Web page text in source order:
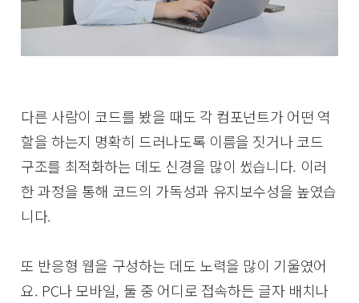
다른 사람이 코드를 봤을 때도 각 컴포넌트가 어떤 역
할을 하는지 명확히 드러나도록 이름을 짓거나 코드
구조를 최적화하는 데도 신경을 많이 썼습니다. 이러
한 과정을 통해 코드의 가독성과 유지보수성을 높였습
니다.
또 반응형 웹을 구성하는 데도 노력을 많이 기울였어
요. PC나 모바일, 둘 중 어디로 접속하든 글자 배치나